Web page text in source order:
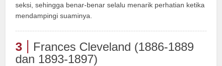
seksi, sehingga benar-benar selalu menarik perhatian ketika
mendampingi suaminya.
3
Frances Cleveland (1886-1889
dan 1893-1897)